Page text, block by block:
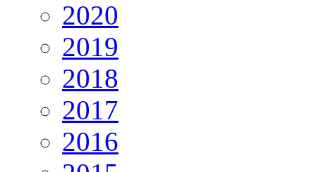
2020
2019
2018
2017
2016